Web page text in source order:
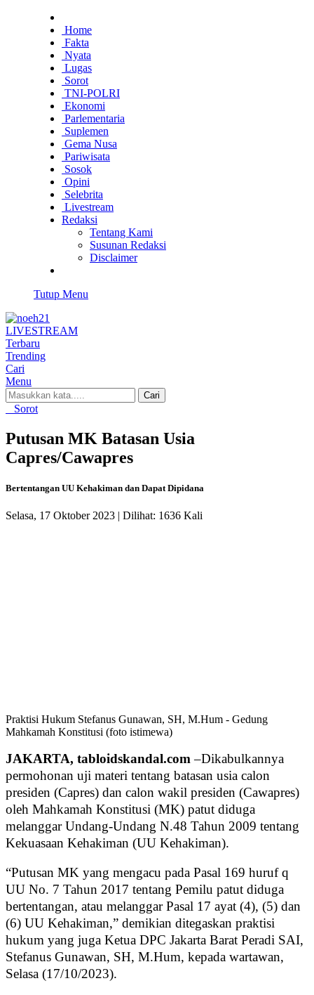
Home
Fakta
Nyata
Lugas
Sorot
TNI-POLRI
Ekonomi
Parlementaria
Suplemen
Gema Nusa
Pariwisata
Sosok
Opini
Selebrita
Livestream
Redaksi
Tentang Kami
Susunan Redaksi
Disclaimer
Tutup Menu
LIVESTREAM
Terbaru
Trending
Cari
Menu
Cari
Sorot
Putusan MK Batasan Usia
Capres/Cawapres
Bertentangan UU Kehakiman dan Dapat Dipidana
Selasa, 17 Oktober 2023 | Dilihat: 1636 Kali
Praktisi Hukum Stefanus Gunawan, SH, M.Hum - Gedung
Mahkamah Konstitusi (foto istimewa)
JAKARTA, tabloidskandal.com–Dikabulkannya
permohonan uji materi tentang batasan usia calon
presiden (Capres) dan calon wakil presiden (Cawapres)
oleh Mahkamah Konstitusi (MK) patut diduga
melanggar Undang-Undang N.48 Tahun 2009 tentang
Kekuasaan Kehakiman (UU Kehakiman).
“Putusan MK yang mengacu pada Pasal 169 huruf q
UU No. 7 Tahun 2017 tentang Pemilu patut diduga
bertentangan, atau melanggar Pasal 17 ayat (4), (5) dan
(6) UU Kehakiman,” demikian ditegaskan praktisi
hukum yang juga Ketua DPC Jakarta Barat Peradi SAI,
Stefanus Gunawan, SH, M.Hum, kepada wartawan,
Selasa (17/10/2023).